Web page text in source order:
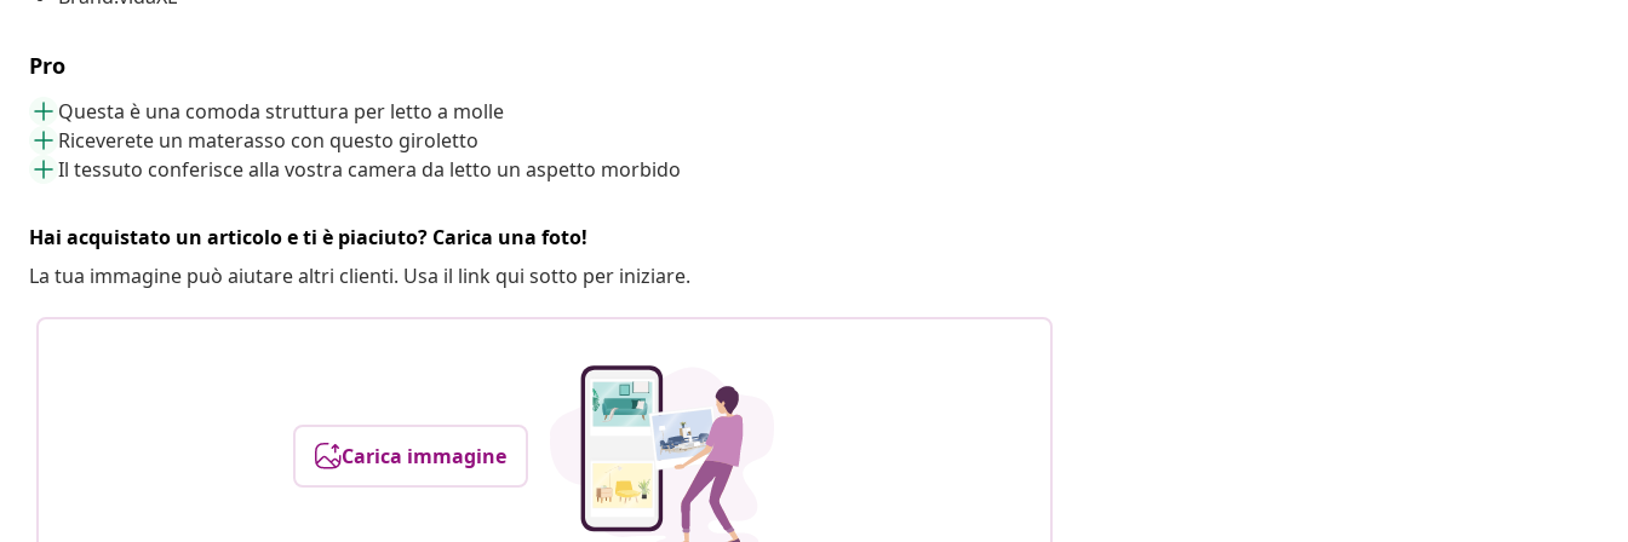
Pro
Questa è una comoda struttura per letto a molle
Riceverete un materasso con questo giroletto
Il tessuto conferisce alla vostra camera da letto un aspetto morbido
Hai acquistato un articolo e ti è piaciuto? Carica una foto!
La tua immagine può aiutare altri clienti. Usa il link qui sotto per iniziare.
Carica immagine